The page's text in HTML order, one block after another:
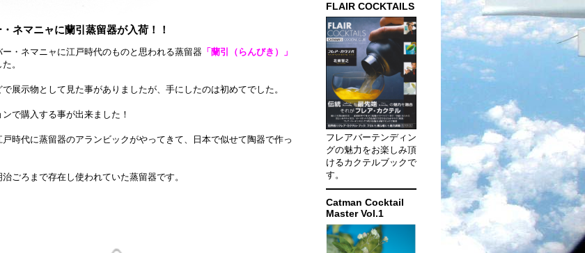
ネマニャに蘭引蒸留器が入荷！！
・ネマニャに江戸時代のものと思われる蒸留器 「蘭引（らんびき）」
。
展示物として見た事がありましたが、手にしたのは初めてでした。
で購入する事が出来ました！
戸時代に蒸留器のアランビックがやってきて、日本で似せて陶器で作っ
ごろまで存在し使われていた蒸留器です。
FLAIR COCKTAILS
フレアバーテンディン
グの魅力をお楽しみ頂
けるカクテルブックで
す。
Catman Cocktail
Master Vol.1